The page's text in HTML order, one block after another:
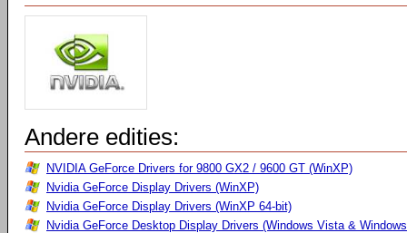
Andere edities:
NVIDIA GeForce Drivers for 9800 GX2 / 9600 GT (WinXP)
Nvidia GeForce Display Drivers (WinXP)
Nvidia GeForce Display Drivers (WinXP 64-bit)
Nvidia GeForce Desktop Display Drivers (Windows Vista &